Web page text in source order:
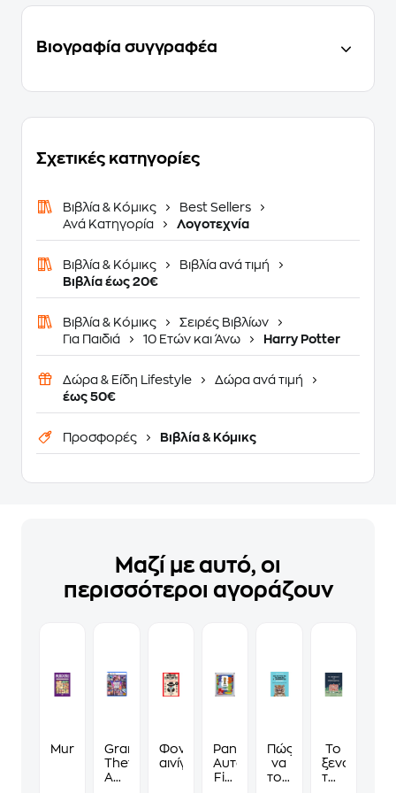
Βιογραφία συγγραφέα
Σχετικές κατηγορίες
Βιβλία & Κόμικς
Best Sellers
Ανά Κατηγορία
Λογοτεχνία
Βιβλία & Κόμικς
Βιβλία ανά τιμή
Βιβλία έως 20€
Βιβλία & Κόμικς
Σειρές Βιβλίων
Για Παιδιά
10 Ετών και Άνω Harry Potter
Δώρα & Είδη Lifestyle
Δώρα ανά τιμή
έως 50€
Προσφορές Βιβλία & Κόμικς
Μαζί με αυτό, οι
περισσότεροι αγοράζουν
MurdokuGrand
Theft
Auto
Φονικά
αινίγματα
Panini
Αυτοκόλλητα
Fifa
Πώς
να
τους
Το
ξενοδοχείο
των